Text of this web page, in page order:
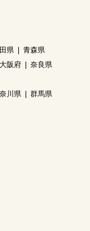
県
青森県
大阪府
奈良県
川県
群馬県